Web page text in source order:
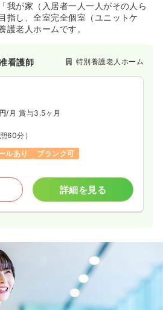
我が家（入居者一人一人がその人ら
指し、全室完全個室（ユニットケ
護老人ホームです。
看護師 特別養護老人ホーム
/月 賞与3.5ヶ月
憩60分）
ルあり
ブランク可
詳細を見る